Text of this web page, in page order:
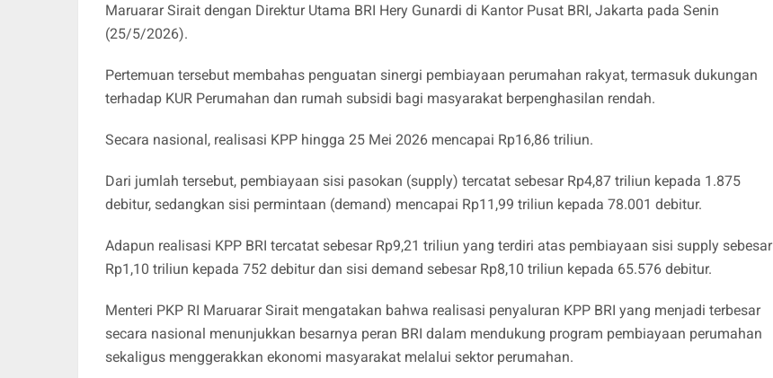
Maruarar Sirait dengan Direktur Utama BRI Hery Gunardi di Kantor Pusat BRI, Jakarta pada Senin
(25/5/2026).
Pertemuan tersebut membahas penguatan sinergi pembiayaan perumahan rakyat, termasuk dukungan
terhadap KUR Perumahan dan rumah subsidi bagi masyarakat berpenghasilan rendah.
Secara nasional, realisasi KPP hingga 25 Mei 2026 mencapai Rp16,86 triliun.
Dari jumlah tersebut, pembiayaan sisi pasokan (supply) tercatat sebesar Rp4,87 triliun kepada 1.875
debitur, sedangkan sisi permintaan (demand) mencapai Rp11,99 triliun kepada 78.001 debitur.
Adapun realisasi KPP BRI tercatat sebesar Rp9,21 triliun yang terdiri atas pembiayaan sisi supply sebesar
Rp1,10 triliun kepada 752 debitur dan sisi demand sebesar Rp8,10 triliun kepada 65.576 debitur.
Menteri PKP RI Maruarar Sirait mengatakan bahwa realisasi penyaluran KPP BRI yang menjadi terbesar
secara nasional menunjukkan besarnya peran BRI dalam mendukung program pembiayaan perumahan
sekaligus menggerakkan ekonomi masyarakat melalui sektor perumahan.